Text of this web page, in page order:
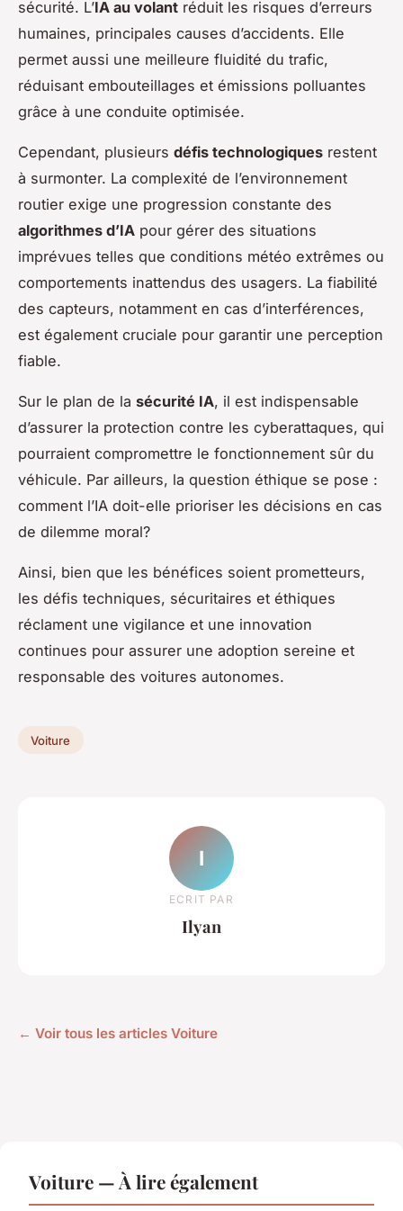
sécurité. L’IA au volant réduit les risques d’erreurs
humaines, principales causes d’accidents. Elle
permet aussi une meilleure fluidité du trafic,
réduisant embouteillages et émissions polluantes
grâce à une conduite optimisée.
Cependant, plusieurs défis technologiques restent
à surmonter. La complexité de l’environnement
routier exige une progression constante des
algorithmes d’IA pour gérer des situations
imprévues telles que conditions météo extrêmes ou
comportements inattendus des usagers. La fiabilité
des capteurs, notamment en cas d’interférences,
est également cruciale pour garantir une perception
fiable.
Sur le plan de la sécurité IA, il est indispensable
d’assurer la protection contre les cyberattaques, qui
pourraient compromettre le fonctionnement sûr du
véhicule. Par ailleurs, la question éthique se pose :
comment l’IA doit-elle prioriser les décisions en cas
de dilemme moral?
Ainsi, bien que les bénéfices soient prometteurs,
les défis techniques, sécuritaires et éthiques
réclament une vigilance et une innovation
continues pour assurer une adoption sereine et
responsable des voitures autonomes.
Voiture
I
ECRIT PAR
Ilyan
← Voir tous les articles Voiture
Voiture — À lire également